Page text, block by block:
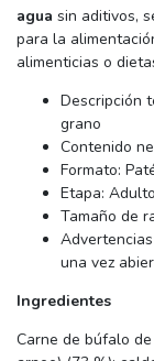
agua sin aditivos,
para la
alimenticias o
Descripción
grano
Contenido
Formato:
Etapa: Adulto
Tamaño de
una vez
Ingredientes
Carne de búfalo